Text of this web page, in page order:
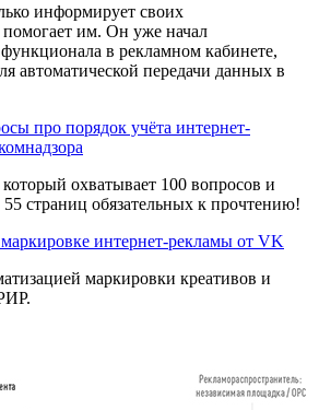
информирует своих
помогает им. Он уже начал
в рекламном кабинете,
автоматической передачи данных в
про порядок учёта интернет-
охватывает 100 вопросов и
55 страниц обязательных к прочтению!
интернет-рекламы от VK
маркировки креативов и